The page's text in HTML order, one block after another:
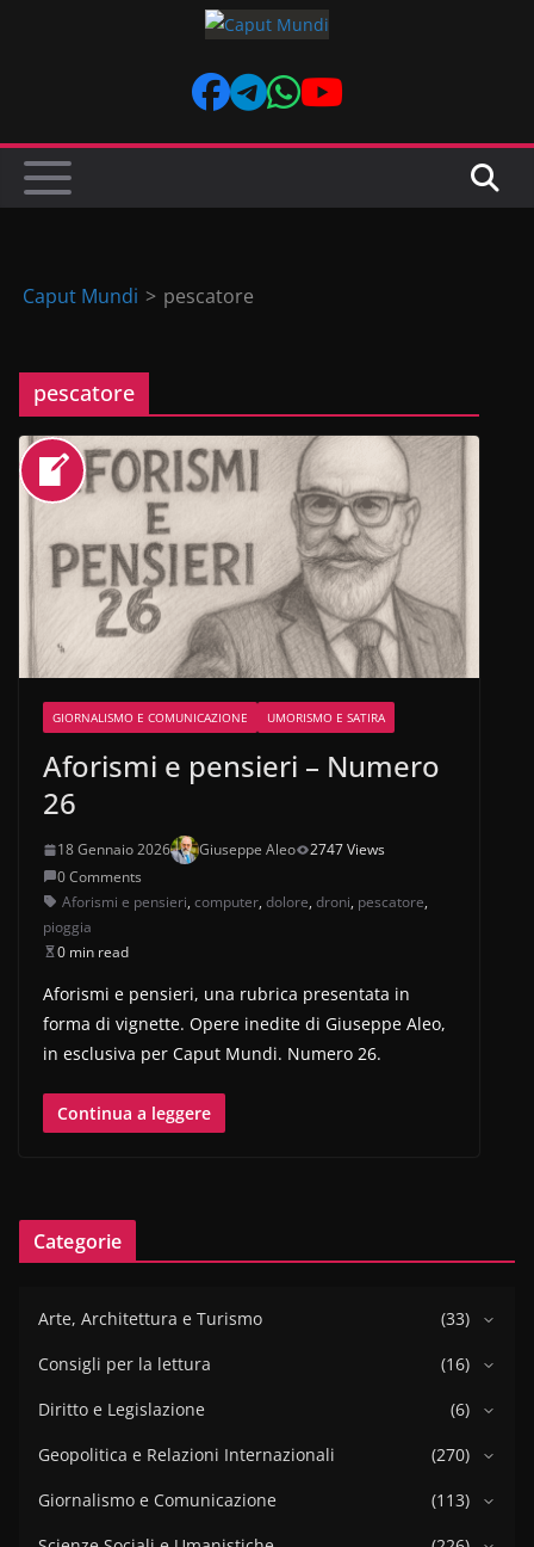
Caput Mundi > pescatore
pescatore
GIORNALISMO E COMUNICAZIONE UMORISMO E SATIRA
Aforismi e pensieri – Numero
26
18 Gennaio 2026 Giuseppe Aleo
2747 Views
0 Comments
Aforismi e pensieri, computer, dolore, droni, pescatore,
pioggia
0 min read
Aforismi e pensieri, una rubrica presentata in
forma di vignette. Opere inedite di Giuseppe Aleo,
in esclusiva per Caput Mundi. Numero 26.
Continua a leggere
Categorie
Arte, Architettura e Turismo
(33)
Consigli per la lettura
(16)
Diritto e Legislazione
(6)
Geopolitica e Relazioni Internazionali
(270)
Giornalismo e Comunicazione
(113)